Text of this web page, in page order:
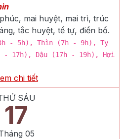
mai huyệt, mai trì, trúc
tắc huyệt, tế tự, điền bổ.
- 5h), Thìn (7h - 9h), Tỵ
- 17h), Dậu (17h - 19h), Hợi
chi tiết
SÁU
17
05